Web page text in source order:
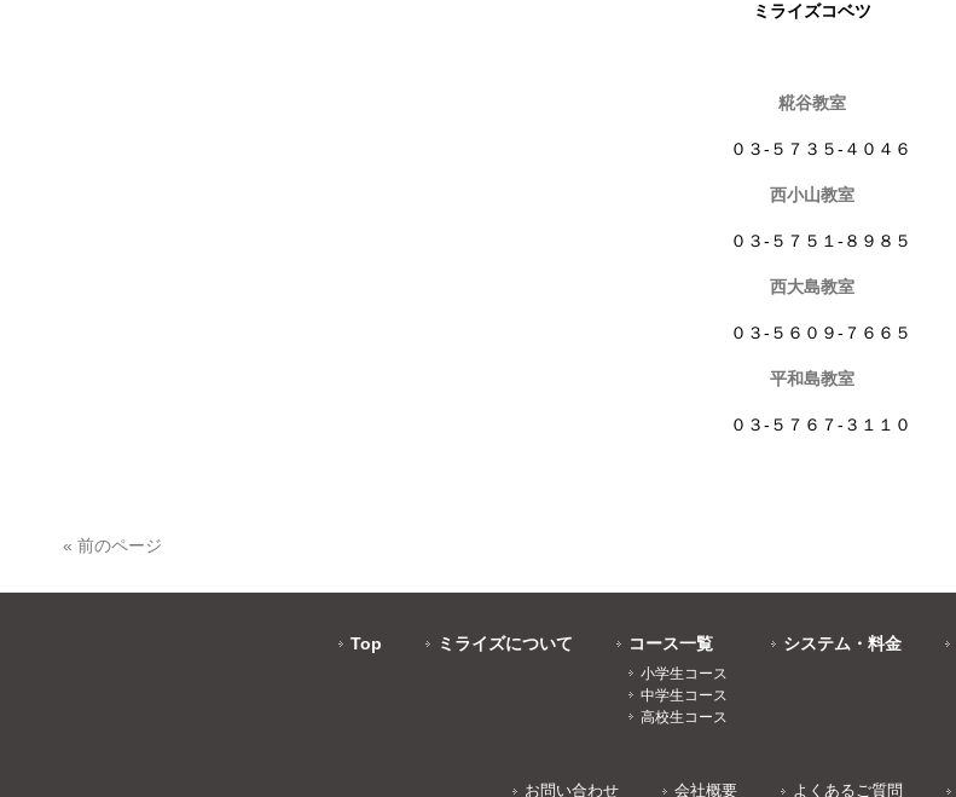
ミライズコベツ
糀谷教室
０３-５７３５-４０４６
西小山教室
０３-５７５１-８９８５
西大島教室
０３-５６０９-７６６５
平和島教室
０３-５７６７-３１１０
« 前のページ
Top ミライズについて コース一覧
小学生コース
中学生コース
高校生コース
システム・料金
お問い合わせ 会社概要 よくあるご質問